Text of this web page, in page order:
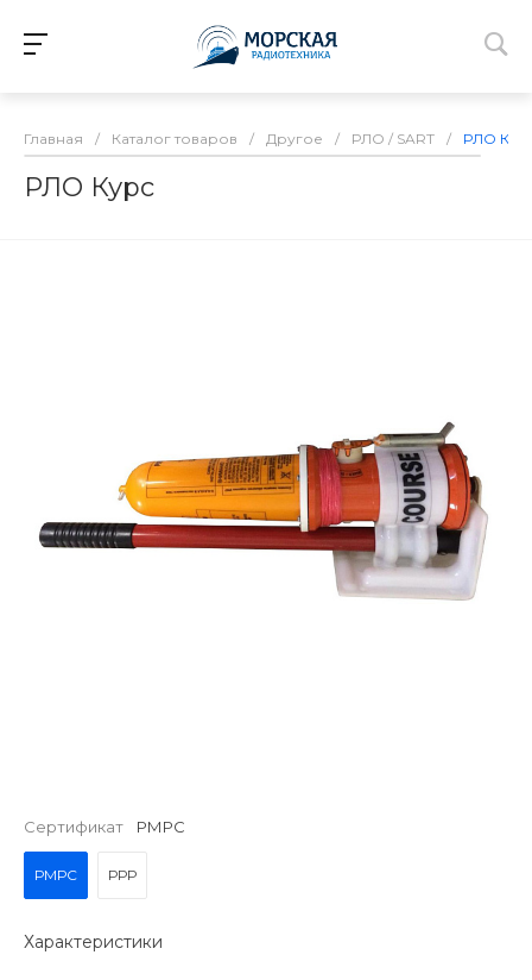
Главная / Каталог товаров / Другое / РЛО / SART / РЛО
РЛО Курс
Сертификат РМРС
РМРС РРР
Характеристики